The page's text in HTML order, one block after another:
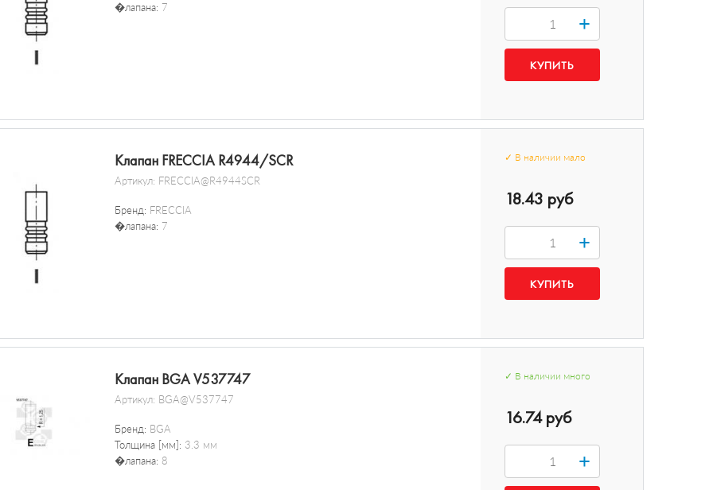
�лапана: 7
+
Клапан FRECCIA R4944/SCR
Артикул: FRECCIA@R4944SCR
Бренд: FRECCIA
�лапана: 7
✓ В наличии мало
18.43 руб
+
Клапан BGA V537747
Артикул: BGA@V537747
Бренд: BGA
Толщина [мм]: 3.3 мм
�лапана: 8
✓ В наличии много
16.74 руб
+